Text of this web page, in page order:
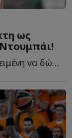
ως
Ποιον παίκτη της φέρεται διατεθειμένη να δώσει στον Ο...